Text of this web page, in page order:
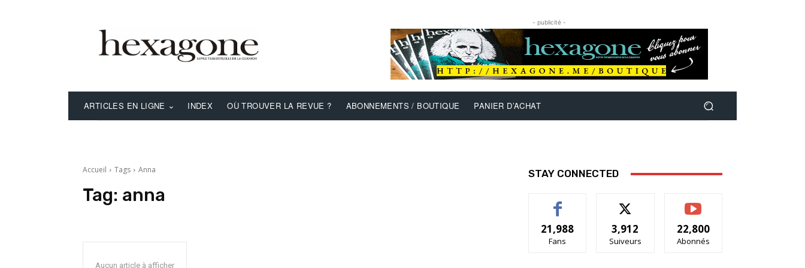
- publicité -
ARTICLES EN LIGNE INDEX OÙ TROUVER LA REVUE ? ABONNEMENTS / BOUTIQUE PANIER D’ACHAT
Accueil Tags Anna
Tag: anna
Aucun article à afficher
STAY CONNECTED
21,988
Fans
3,912
Suiveurs
22,800
Abonnés